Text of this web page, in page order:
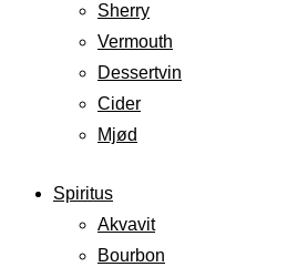
Sherry
Vermouth
Dessertvin
Cider
Mjød
Spiritus
Akvavit
Bourbon